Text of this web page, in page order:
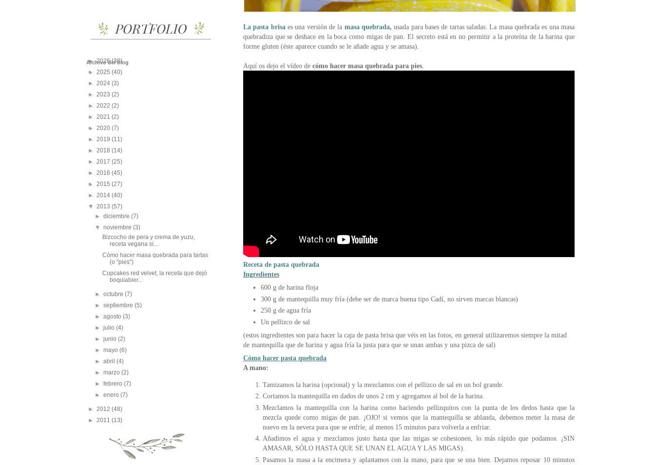
La pasta brisaes una versión de la masa quebrada, usada para bases de tartas saladas. La masa quebrada es una masa
quebradiza que se deshace en la boca como migas de pan. El secreto está en no permitir a la proteína de la harina que
forme gluten (éste aparece cuando se le añade agua y se amasa).
Aquí os dejo el vídeo de cómo hacer masa quebrada para pies
Receta de pasta quebrada
Ingredientes
600 g de harina floja
300 g de mantequilla muy fría (debe ser de marca buena tipo Cadí, no sirven marcas blancas)
250 g de agua fría
Un pellizco de sal
(estos ingredientes son para hacer la caja de pasta brisa que véis en las fotos, en general utilizaremos siempre la mitad
de mantequilla que de harina y agua fría la justa para que se unan ambas y una pizca de sal)
Cómo hacer pasta quebrada
A mano:
Tamizamos la harina (opcional) y la mezclamos con el pellizco de sal en un bol grande.
Cortamos la mantequilla en dados de unos 2 cm y agregamos al bol de la harina.
Mezclamos la mantequilla con la harina como haciendo pellizquitos con la punta de los dedos hasta que la
mezcla quede como migas de pan. ¡OJO! si vemos que la mantequilla se ablanda, debemos meter la masa de
nuevo en la nevera para que se enfríe, al menos 15 minutos para volverla a enfriar.
Añadimos el agua y mezclamos justo hasta que las migas se cohesionen, lo más rápido que podamos. ¡SIN
AMASAR, SÓLO HASTA QUE SE UNAN EL AGUA Y LAS MIGAS).
Pasamos la masa a la encimera y aplastamos con la mano, para que se una bien. Dejamos reposar 10 minutos
Archivo del blog
►2026(38)
► 2025 (40)
► 2024 (3)
► 2023 (2)
► 2022 (2)
► 2021 (2)
► 2020 (7)
► 2019 (11)
► 2018 (14)
► 2017 (25)
► 2016 (45)
► 2015 (27)
► 2014 (40)
▼ 2013 (57)
►diciembre(7)
▼noviembre(3)
Bizcocho de pera y crema de yuzu,
receta vegana si...
Cómo hacer masa quebrada para tartas
(o "pies")
Cupcakes red velvet, la receta que dejó
boquiabier...
►octubre(7)
►septiembre(5)
►agosto(3)
►julio(4)
►junio(2)
►mayo(6)
►abril(4)
►marzo(2)
►febrero(7)
►enero(7)
► 2012 (48)
► 2011 (13)